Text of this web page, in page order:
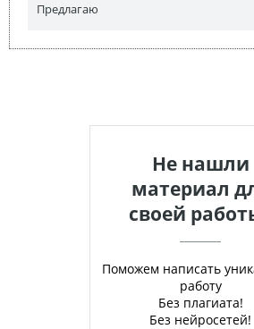
Предлагаю
Не нашли
материал
своей
Поможем написать
работу
Без плагиата!
Без нейросетей!